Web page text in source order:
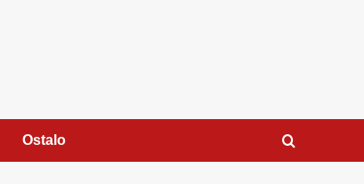
Ostalo